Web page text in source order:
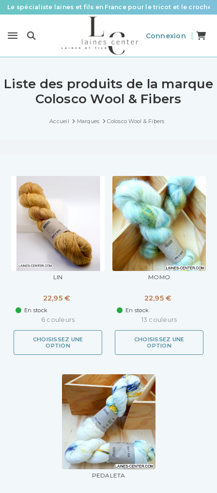
Le spécialiste laines et fils en France pour le tricot et le crochet
Livraison offerte à partir de 58 € d’achat
Connexion
Liste des produits de la marque
Colosco Wool & Fibers
Accueil Marques Colosco Wool & Fibers
LIN
22,95 €
En stock
6 couleurs
CHOISISSEZ UNE
OPTION
MOMO
22,95 €
En stock
13 couleurs
CHOISISSEZ UNE
OPTION
PEDALETA